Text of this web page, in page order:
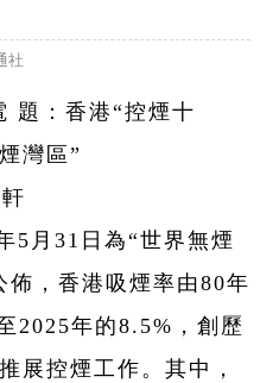
社
題：香港“控煙十
灣區”
5月31日為“世界無煙
佈，香港吸煙率由80年
2025年的8.5%，創歷
展控煙工作。其中，